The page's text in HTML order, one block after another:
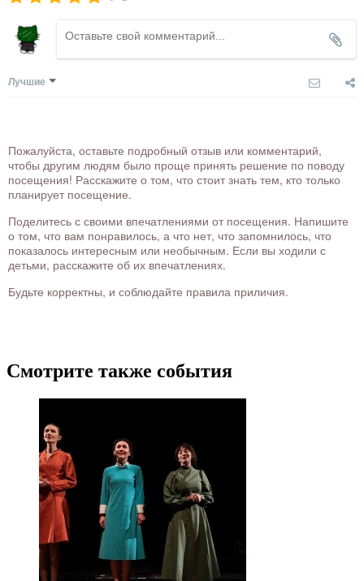
Лучшие
Пожалуйста, оставьте подробный отзыв или комментарий,
чтобы другим людям было проще принять решение по поводу
посещения! Расскажите о том, что стоит знать тем, кто только
планирует посещение.
Поделитесь с своими впечатлениями от посещения. Напишите
о том, что вам понравилось, а что нет, что запомнилось, что
показалось интересным или необычным. Если вы ходили с
детьми, расскажите об их впечатлениях.
Будьте корректны, и соблюдайте правила приличия.
Смотрите также события